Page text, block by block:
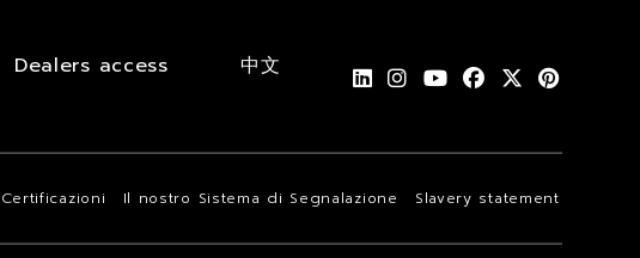
Dealers access 中文
Certificazioni Il nostro Sistema di Segnalazione Slavery statement